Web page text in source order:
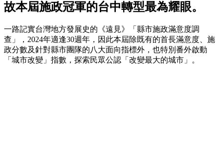
故本屆施政冠軍的台中轉型最為耀眼。
一路記實台灣地方發展史的《遠見》「縣市施政滿意度調
查」，2024年適逢30週年，因此本屆除既有的首長滿意度、施
政分數及針對縣市團隊的八大面向指標外，也特別番外啟動
「城市改變」指數，探索民眾公認「改變最大的城市」。